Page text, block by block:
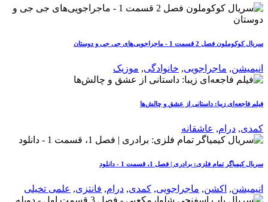
سریال کوکوملون فصل 2 قسمت 1 - ماجراجویی‌های جی جی و دوستان
انیمیشن, ماجراجویی, خانوادگی, موزیک
فیلم فاجعه‌ای زیبا: داستانی از عشق و چالش‌ها
کمدی, درام, عاشقانه
سریال کیمیاگر تمام فلزی: برادری | فصل 1، قسمت 1 - دانلود
انیمیشن, اکشن, ماجراجویی, کمدی, درام, فانتزی, علمی تخیلی